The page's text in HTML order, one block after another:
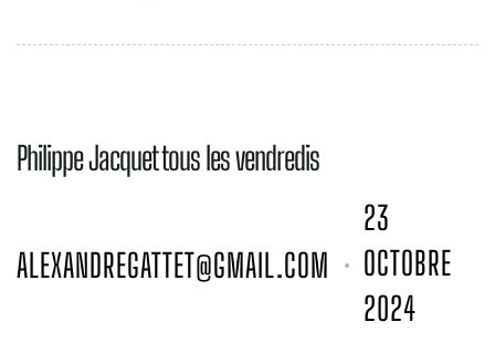
Philippe Jacquet tous les vendredis
ALEXANDREGATTET@GMAIL.COM
23
OCTOBRE
2024